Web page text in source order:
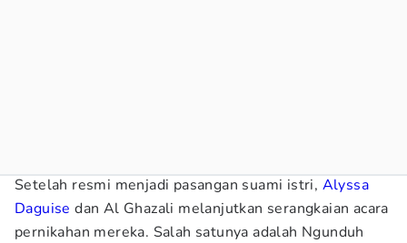
Setelah resmi menjadi pasangan suami istri, Alyssa
Daguise dan Al Ghazali melanjutkan serangkaian acara
pernikahan mereka. Salah satunya adalah Ngunduh